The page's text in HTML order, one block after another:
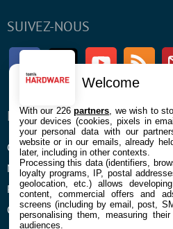
SUIVEZ-NOUS
FacebookTwitter Youtube
ENTREPRISE
Confidentialité et Cookies
Mentions légales et CGU
Préférences Cookies
Qui sommes nous
À
Welcome
With our 226partners , we wish to
your devices (cookies, pixels in
your personal data with our
website or in our emails, already
later, including in other contexts.
Processing this data (identifiers,
loyalty programs, IP, postal
geolocation, etc.) allows
content, commercial offers and
screens (including by email, post,
personalising them, measuring
audiences.